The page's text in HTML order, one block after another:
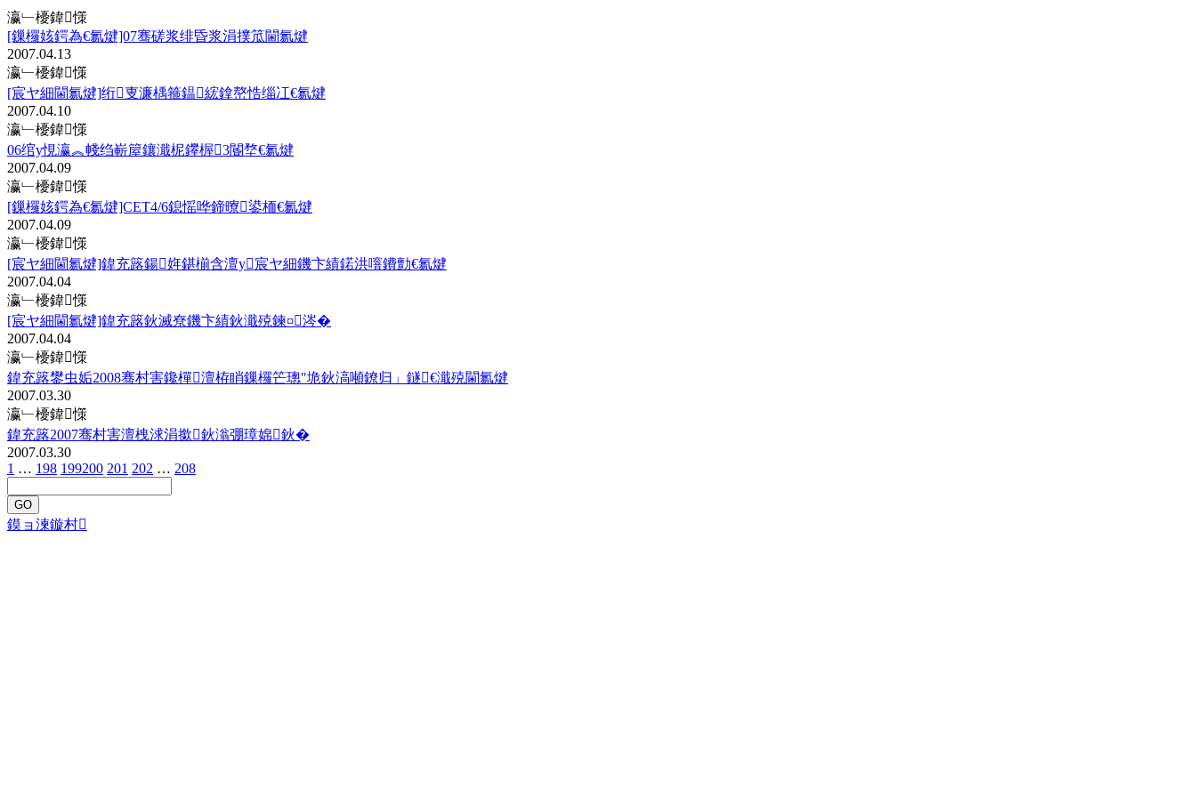
瀛﹂櫌鍏憡
[鏁欏姟鍔為€氱煡]07骞磋浆绯昏浆涓撲笟閫氱煡
2007.04.13
瀛﹂櫌鍏憡
[宸ヤ細閫氱煡]绗叓濂楀箍鎾綋鎿嶅悎缁冮€氱煡
2007.04.10
瀛﹂櫌鍏憡
06绾у悓瀛︽帴绉嶄箼鑲濈柅鑻楃3閽堥€氱煡
2007.04.09
瀛﹂櫌鍏憡
[鏁欏姟鍔為€氱煡]CET4/6鎴愮哗鍗曢鍙栭€氱煡
2007.04.09
瀛﹂櫌鍏憡
[宸ヤ細閫氱煡]鍏充簬鍚姩鍖椾含澶у宸ヤ細鐖卞績鍩洪噾鐨勯€氱煡
2007.04.04
瀛﹂櫌鍏憡
[宸ヤ細閫氱煡]鍏充簬鈥滅尞鐖卞績鈥濈殑鍊¤涔�
2007.04.04
瀛﹂櫌鍏憡
鍏充簬鐢虫姤2008骞村害鑱樿澶栫睄鏁欏笀璁″垝鈥滈噸鐐归」鐩€濈殑閫氱煡
2007.03.30
瀛﹂櫌鍏憡
鍏充簬2007骞村害澶栧浗涓撳鈥滃弸璋婂鈥�
2007.03.30
1 … 198 199200 201 202 … 208
GO
鏌ョ湅鏇村